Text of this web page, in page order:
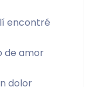
encontré
de amor
dolor